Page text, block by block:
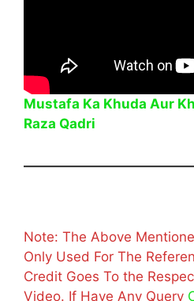
Mustafa Ka Khuda Aur
Raza Qadri
Note: The Above
Only Used For The
Credit Goes To the
Video. If Have Any Query